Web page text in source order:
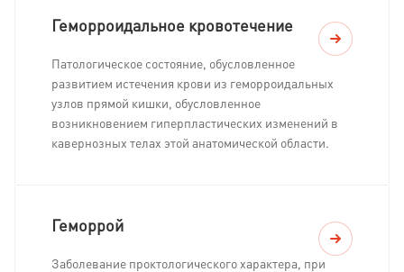
Геморроидальное кровотечение
Патологическое состояние, обусловленное
развитием истечения крови из геморроидальных
узлов прямой кишки, обусловленное
возникновением гиперпластических изменений в
кавернозных телах этой анатомической области.
Геморрой
Заболевание проктологического характера, при